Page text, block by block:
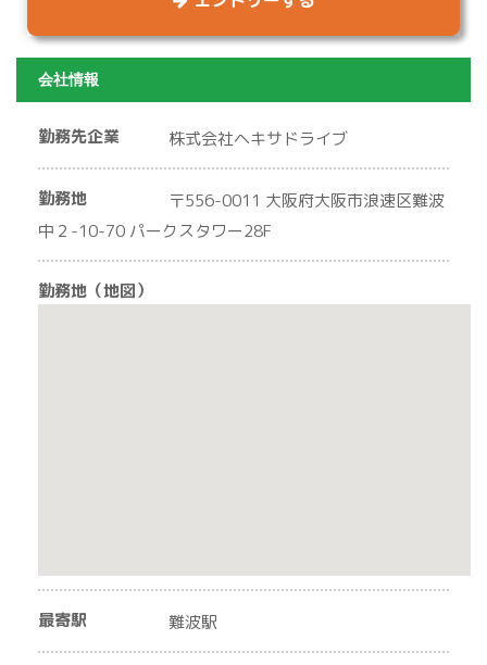
会社情報
勤務先企業 株式会社ヘキサドライブ
勤務地
〒556-0011 大阪府大阪市浪速区難波
中２-10-70 パークスタワー28F
勤務地（地図）
最寄駅 難波駅